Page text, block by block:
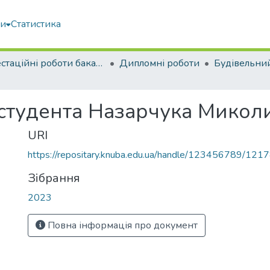
Статистика
Атестаційні роботи бакалаврів Дипломні роботи
Назарчука
URI
https://repositary.knuba.edu.ua/handle/123456789/
Зібрання
2023
Повна інформація про документ